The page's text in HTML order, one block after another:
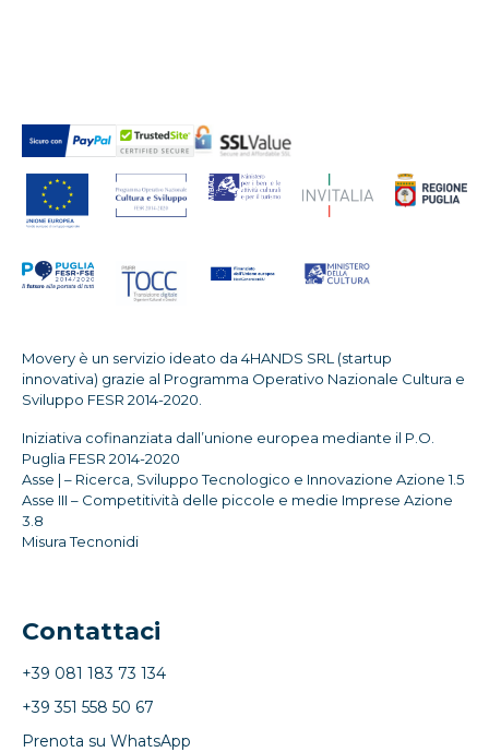
Movery è un servizio ideato da 4HANDS SRL (startup
innovativa) grazie al Programma Operativo Nazionale Cultura e
Sviluppo FESR 2014-2020.
Iniziativa cofinanziata dall’unione europea mediante il P.O.
Puglia FESR 2014-2020
Asse | – Ricerca, Sviluppo Tecnologico e Innovazione Azione 1.5
Asse III – Competitività delle piccole e medie Imprese Azione
3.8
Misura Tecnonidi
Contattaci
+39 081 183 73 134
+39 351 558 50 67
Prenota su WhatsApp